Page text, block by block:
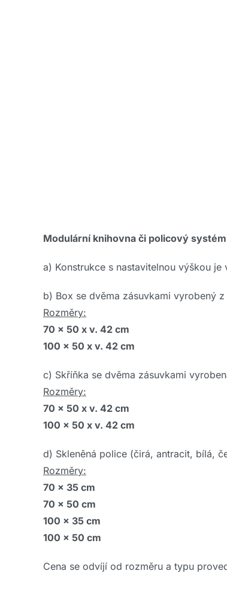
Modulární knihovna či policový
a) Konstrukce s nastavitelnou výškou
b) Box se dvěma zásuvkami vyrobený
Rozměry:
70 x 50 x v. 42 cm
100 x 50 x v. 42 cm
c) Skříňka se dvěma zásuvkami
Rozměry:
70 x 50 x v. 42 cm
100 x 50 x v. 42 cm
d) Skleněná police (čirá, antracit, bílá,
Rozměry:
70 x 35 cm
70 x 50 cm
100 x 35 cm
100 x 50 cm
Cena se odvíjí od rozměru a typu